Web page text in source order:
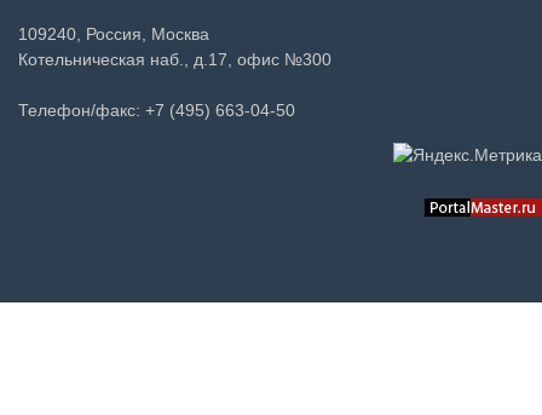
109240, Россия, Москва
Котельническая наб., д.17, офис №300
Телефон/факс: +7 (495) 663-04-50